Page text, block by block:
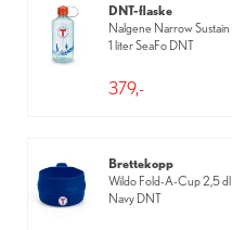
DNT-flaske
Nalgene Narrow Sustain
1 liter SeaFo DNT
379,-
Brettekopp
Wildo Fold-A-Cup 2,5 dl
Navy DNT